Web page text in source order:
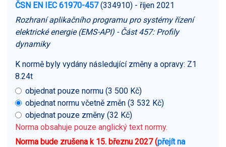
ČSN EN IEC 61970-457(334910) - říjen 2021
Rozhraní aplikačního programu pro systémy řízení
elektrické energie (EMS-API) - Část 457: Profily
dynamiky
K normě byly vydány následující změny a opravy: Z1
8.24t
objednat pouze normu (3 500 Kč)
objednat normu včetně změn (3 532 Kč)
objednat pouze změny (32 Kč)
Norma obsahuje pouze anglický text normy.
Norma bude zrušena k 15. březnu 2027 (přejít na